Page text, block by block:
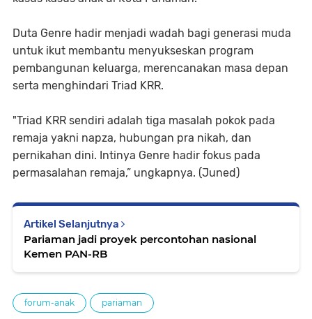
Duta Genre hadir menjadi wadah bagi generasi muda
untuk ikut membantu menyukseskan program
pembangunan keluarga, merencanakan masa depan
serta menghindari Triad KRR.
"Triad KRR sendiri adalah tiga masalah pokok pada
remaja yakni napza, hubungan pra nikah, dan
pernikahan dini. Intinya Genre hadir fokus pada
permasalahan remaja,” ungkapnya. (Juned)
Artikel Selanjutnya
Pariaman jadi proyek percontohan nasional
Kemen PAN-RB
forum-anak pariaman